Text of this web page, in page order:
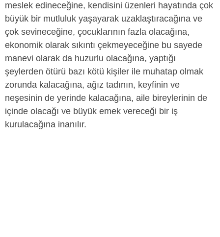
meslek edineceğine, kendisini üzenleri hayatında çok
büyük bir mutluluk yaşayarak uzaklaştıracağına ve
çok sevineceğine, çocuklarının fazla olacağına,
ekonomik olarak sıkıntı çekmeyeceğine bu sayede
manevi olarak da huzurlu olacağına, yaptığı
şeylerden ötürü bazı kötü kişiler ile muhatap olmak
zorunda kalacağına, ağız tadının, keyfinin ve
neşesinin de yerinde kalacağına, aile bireylerinin de
içinde olacağı ve büyük emek vereceği bir iş
kurulacağına inanılır.